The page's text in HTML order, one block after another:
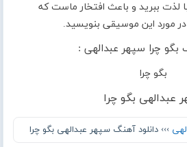
لذت ببرید و باعث افتخار ماست که
مورد این موسیقی بنویسید.
چرا سپهر عبدالهی :
بگو چرا
عبدالهی بگو چرا
››› دانلود آهنگ سپهر عبدالهی بگو چرا